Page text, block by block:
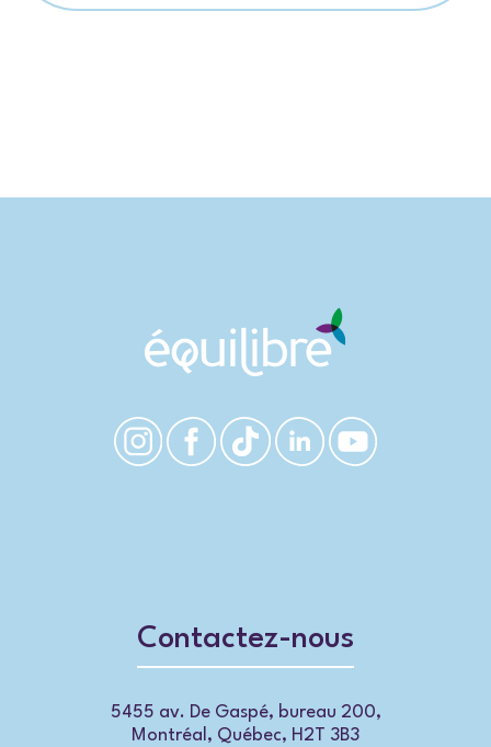
Contactez-nous
5455 av. De Gaspé, bureau 200,
Montréal, Québec, H2T 3B3